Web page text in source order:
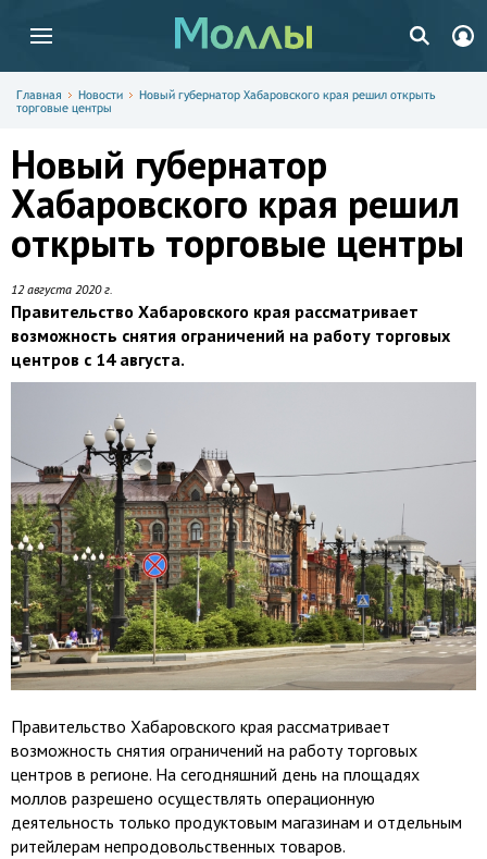
Главная Новости
Новый губернатор Хабаровского края решил открыть
торговые центры
Новый губернатор
Хабаровского края решил
открыть торговые центры
12 августа 2020 г.
Правительство Хабаровского края рассматривает
возможность снятия ограничений на работу торговых
центров с 14 августа.
Правительство Хабаровского края рассматривает
возможность снятия ограничений на работу торговых
центров в регионе. На сегодняшний день на площадях
моллов разрешено осуществлять операционную
деятельность только продуктовым магазинам и отдельным
ритейлерам непродовольственных товаров.